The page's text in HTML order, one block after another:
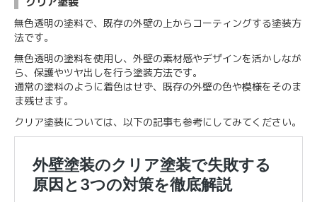
無色透明の塗料で、既存の外壁の上からコーティングする塗装方
法です。
無色透明の塗料を使用し、外壁の素材感やデザインを活かしなが
ら、保護やツヤ出しを行う塗装方法です。
通常の塗料のように着色はせず、既存の外壁の色や模様をそのま
ま残せます。
クリア塗装については、以下の記事も参考にしてみてください。